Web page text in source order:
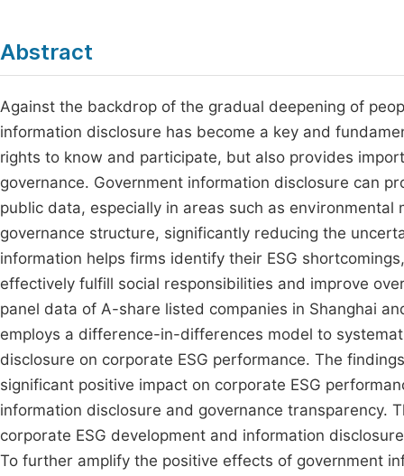
Abstract
Against the backdrop of the gradual deepening of
information disclosure has become a key and
rights to know and participate, but also provides
governance. Government information disclosure can
public data, especially in areas such as
governance structure, significantly reducing the
information helps firms identify their ESG
effectively fulfill social responsibilities and improve
panel data of A-share listed companies in Shanghai
employs a difference-in-differences model to
disclosure on corporate ESG performance. The
significant positive impact on corporate ESG
information disclosure and governance transparency.
corporate ESG development and information
To further amplify the positive effects of government